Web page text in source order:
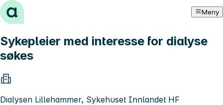
Hopp til innhold Meny
Sykepleier med interesse for dialyse
søkes
Dialysen Lillehammer, Sykehuset Innlandet HF